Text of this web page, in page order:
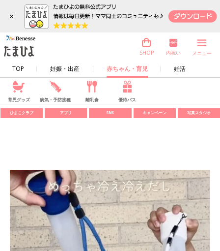
×
TOP 妊娠・出産 赤ちゃん・育児 妊活
SHOP 内祝い メニュー
育児グッズ 病気・予防接種 離乳食 優待パス
ひよこクラブ アプリ SNS キャンペーン 写真スタジオ